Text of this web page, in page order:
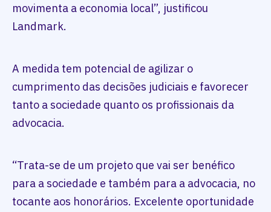
movimenta a economia local”, justificou
Landmark.
A medida tem potencial de agilizar o
cumprimento das decisões judiciais e favorecer
tanto a sociedade quanto os profissionais da
advocacia.
“Trata-se de um projeto que vai ser benéfico
para a sociedade e também para a advocacia, no
tocante aos honorários. Excelente oportunidade